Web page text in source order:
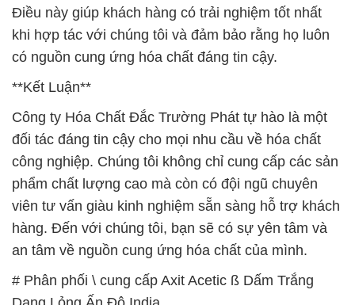
Điều này giúp khách hàng có trải nghiệm tốt nhất
khi hợp tác với chúng tôi và đảm bảo rằng họ luôn
có nguồn cung ứng hóa chất đáng tin cậy.
**Kết Luận**
Công ty Hóa Chất Đắc Trường Phát tự hào là một
đối tác đáng tin cậy cho mọi nhu cầu về hóa chất
công nghiệp. Chúng tôi không chỉ cung cấp các sản
phẩm chất lượng cao mà còn có đội ngũ chuyên
viên tư vấn giàu kinh nghiệm sẵn sàng hỗ trợ khách
hàng. Đến với chúng tôi, bạn sẽ có sự yên tâm và
an tâm về nguồn cung ứng hóa chất của mình.
# Phân phối \ cung cấp Axit Acetic ß Dấm Trắng